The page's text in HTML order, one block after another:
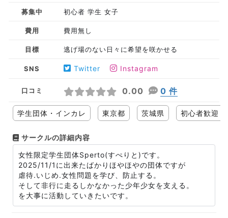
募集中 初心者 学生 女子
費用 費用無し
目標 逃げ場のない日々に希望を咲かせる
SNS Twitter Instagram
口コミ 0.00 0 件
学生団体・インカレ 東京都 茨城県 初心者歓迎
サークルの詳細内容
女性限定学生団体Sperto(すぺりと)です。
2025/11/1に出来たばかりほやほやの団体ですが
虐待.いじめ.女性問題を学び、防止する。
そして非行に走るしかなかった少年少女を支える。
を大事に活動していきたいです。